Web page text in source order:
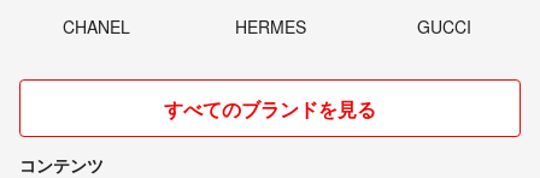
CHANEL HERMES GUCCI
すべてのブランドを見る
コンテンツ